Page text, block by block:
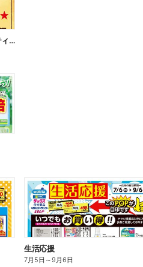
いつでもお買い得! ソフトパックティッシュ
生活応援
7月5日 ～9月6日